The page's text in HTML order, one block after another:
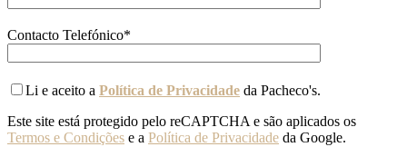
Contacto Telefónico*
Li e aceito a Política de Privacidade da Pacheco's.
Este site está protegido pelo reCAPTCHA e são aplicados os
Termos e Condições e a Política de Privacidade da Google.